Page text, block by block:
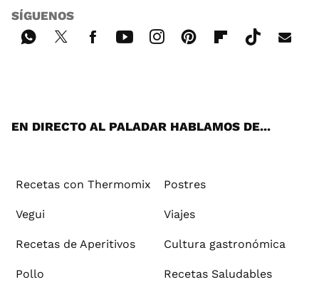
SÍGUENOS
EN DIRECTO AL PALADAR HABLAMOS DE...
Recetas con Thermomix Postres
Vegui Viajes
Recetas de Aperitivos Cultura gastronómica
Pollo Recetas Saludables